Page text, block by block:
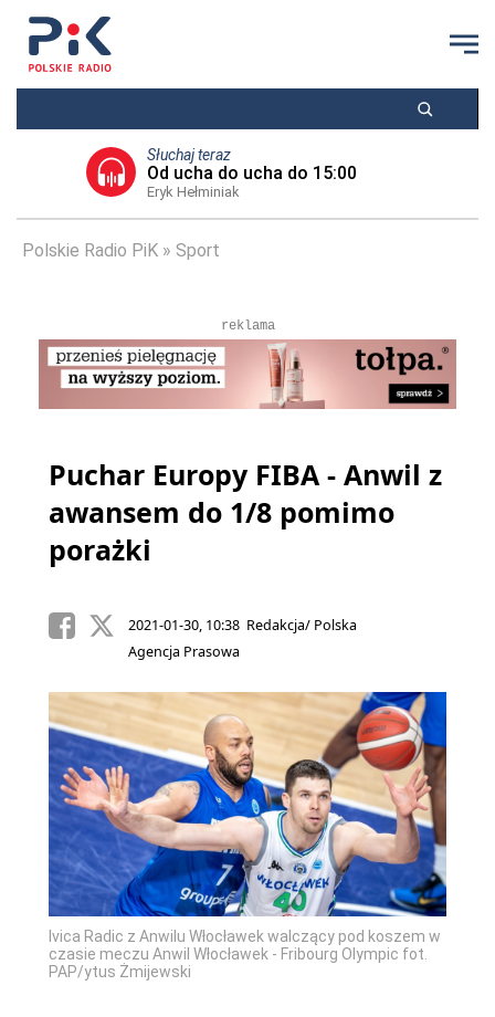
Słuchaj teraz
Od ucha do ucha do 15:00
Eryk Hełminiak
Polskie Radio PiK Sport
reklama
Puchar Europy FIBA - Anwil z
awansem do 1/8 pomimo
porażki
2021-01-30, 10:38 Redakcja/ Polska
Agencja Prasowa
Ivica Radic z Anwilu Włocławek walczący pod koszem w
czasie meczu Anwil Włocławek - Fribourg Olympic fot.
PAP/ytus Żmijewski